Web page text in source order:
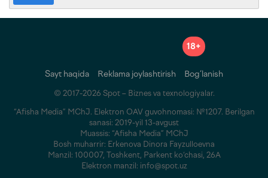
18+
Sayt haqida Reklama joylashtirish Bog‘lanish
© 2017-2026 Spot – Biznes va texnologiyalar.
“Afisha Media” MChJ. Elektron OAV guvohnomasi: №1207. Berilgan
sanasi: 2019-yil 13-avgust
Muassis: “Afisha Media” MChJ
Bosh muharrir: Erkenova Dinora Fayzulloevna
Manzil: 100007, Toshkent, Parkent ko‘chasi, 26A
Elektron manzil: info@spot.uz